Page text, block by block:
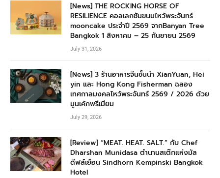
[News] THE ROCKING HORSE OF
RESILIENCE คอลเลกชันขนมไหว้พระจันทร์
mooncake ประจำปี 2569 จากBanyan Tree
Bangkok 1 สิงหาคม – 25 กันยายน 2569
July 31, 2026
[News] 3 ร้านอาหารจีนชั้นนำ XianYuan, Hei
yin และ Hong Kong Fisherman ฉลอง
เทศกาลมงคลไหว้พระจันทร์ 2569 / 2026 ด้วย
มูนเค้กพรีเมียม
July 29, 2026
[Review] “MEAT. HEAT. SALT.” กับ Chef
Dharshan Munidasa ตำนานสเต๊กแห่งมัล
ดีฟส์เยือน Sindhorn Kempinski Bangkok
Hotel